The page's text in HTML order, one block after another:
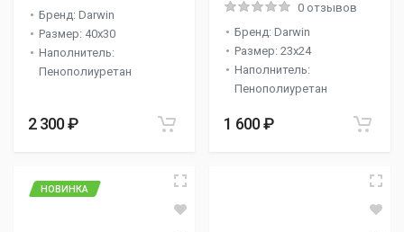
Бренд: Darwin
Размер: 40x30
Наполнитель:
Пенополиуретан
2 300 ₽
0 отзывов
Бренд: Darwin
Размер: 23x24
Наполнитель:
Пенополиуретан
1 600 ₽
НОВИНКА